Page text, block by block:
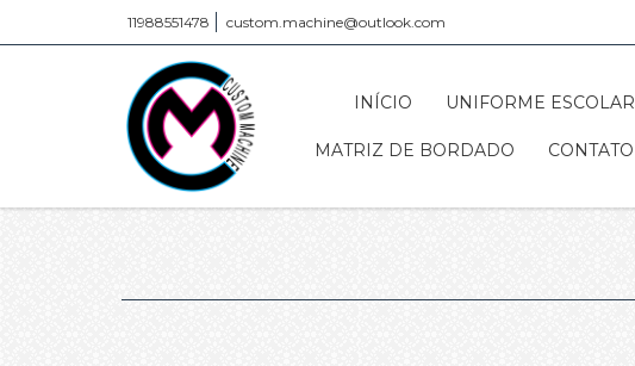
11988551478 custom.machine@outlook.com
INÍCIO UNIFORME ESCOLAR
MATRIZ DE BORDADO CONTATO